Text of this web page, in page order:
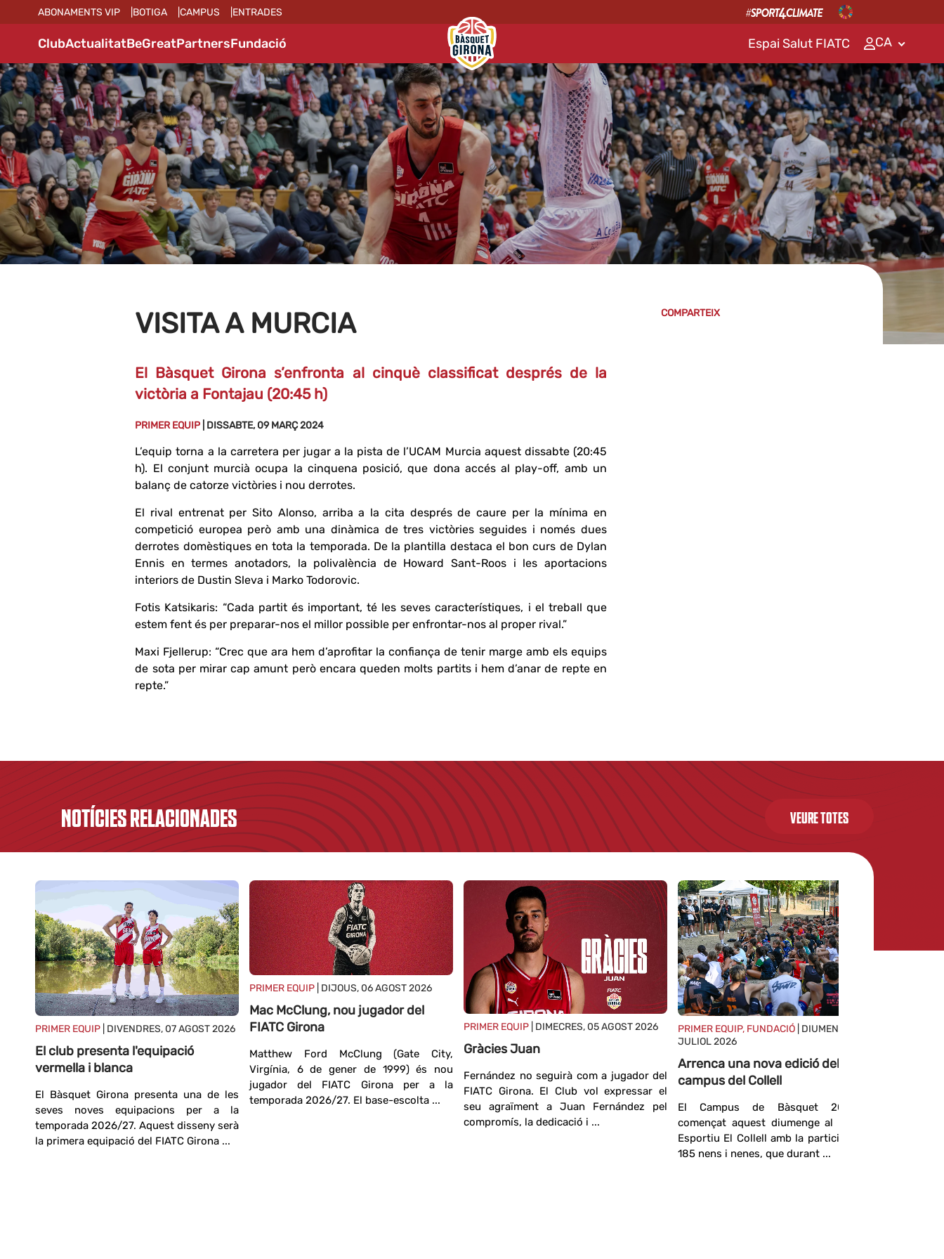
ABONAMENTS VIP BOTIGA CAMPUS ENTRADES
ClubActualitatBeGreatPartnersFundació Espai Salut FIATC CA
VISITA A MURCIA
El Bàsquet Girona s’enfronta al cinquè classificat després de la
victòria a Fontajau (20:45 h)
PRIMER EQUIP | DISSABTE, 09 MARÇ 2024
L’equip torna a la carretera per jugar a la pista de l’UCAM Murcia aquest dissabte (20:45
h). El conjunt murcià ocupa la cinquena posició, que dona accés al play-off, amb un
balanç de catorze victòries i nou derrotes.
El rival entrenat per Sito Alonso, arriba a la cita després de caure per la mínima en
competició europea però amb una dinàmica de tres victòries seguides i només dues
derrotes domèstiques en tota la temporada. De la plantilla destaca el bon curs de Dylan
Ennis en termes anotadors, la polivalència de Howard Sant-Roos i les aportacions
interiors de Dustin Sleva i Marko Todorovic.
Fotis Katsikaris: “Cada partit és important, té les seves característiques, i el treball que
estem fent és per preparar-nos el millor possible per enfrontar-nos al proper rival.”
Maxi Fjellerup: “Crec que ara hem d’aprofitar la confiança de tenir marge amb els equips
de sota per mirar cap amunt però encara queden molts partits i hem d’anar de repte en
repte.”
COMPARTEIX
NOTÍCIES RELACIONADES
PRIMER EQUIP | DIVENDRES, 07 AGOST 2026
El club presenta l'equipació
vermella i blanca
El Bàsquet Girona presenta una de les
seves noves equipacions per a la
temporada 2026/27. Aquest disseny serà
la primera equipació del FIATC Girona ...
PRIMER EQUIP | DIJOUS, 06 AGOST 2026
Mac McClung, nou jugador del
FIATC Girona
Matthew Ford McClung (Gate City,
Virgínia, 6 de gener de 1999) és nou
jugador del FIATC Girona per a la
temporada 2026/27. El base-escolta ...
PRIMER EQUIP | DIMECRES, 05 AGOST 2026
Gràcies Juan
Fernández no seguirà com a jugador del
FIATC Girona. El Club vol expressar el
seu agraïment a Juan Fernández pel
compromís, la dedicació i ...
PRIMER EQUIP, FUNDACIÓ | DIUMENGE, 26
JULIOL 2026
Arrenca una nova edició del
campus del Collell
El Campus de Bàsquet 2026 ha
començat aquest diumenge al Complex
Esportiu El Collell amb la participació de
185 nens i nenes, que durant ...
VEURE TOTES